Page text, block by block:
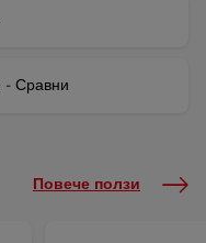
- Сравни
Повече ползи